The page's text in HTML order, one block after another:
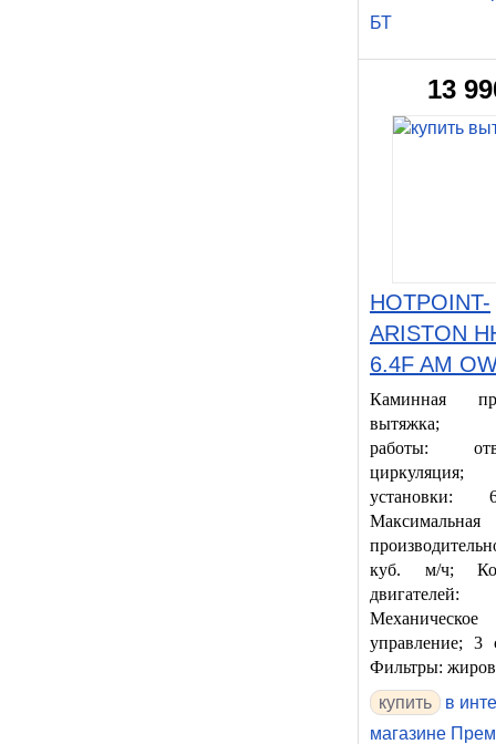
БТ
13
HOTPOINT-
ARISTON
6.4F AM
Каминная
вытяжка;
работы:
циркуляция;
Максимальная
куб. м/ч;
Механическое
управление; 3
Фильтры:
купить
в
магазине